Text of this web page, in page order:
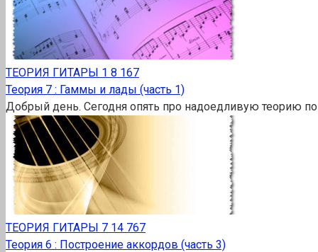
ТЕОРИЯ ГИТАРЫ 1 8 167
Теория 7 : Гаммы и лады (часть 1)
Добрый день. Сегодня опять про надоедливую теорию
ТЕОРИЯ ГИТАРЫ 7 14 767
Теория 6 : Построение аккордов (часть 3)